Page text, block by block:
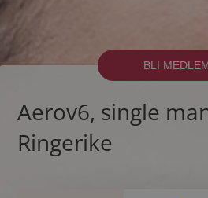
BLI
Aerov6, single
Ringerike